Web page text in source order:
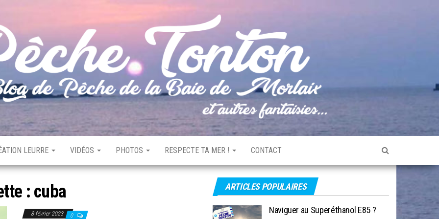
LEURRE VIDÉOS PHOTOS RESPECTE TA MER ! CONTACT
: cuba
8 février 2023 0
ARTICLES POPULAIRES
Naviguer au Superéthanol E85 ?